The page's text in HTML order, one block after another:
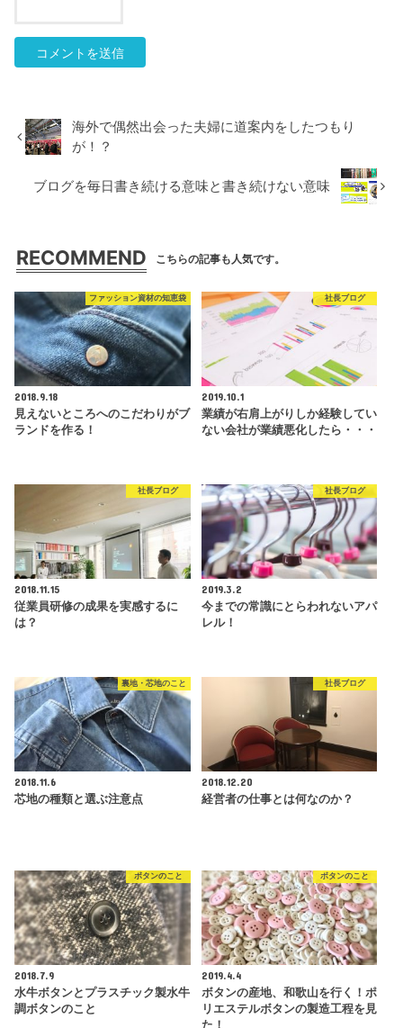
海外で偶然出会った夫婦に道案内をしたつもり
が！？
ブログを毎日書き続ける意味と書き続けない意味
RECOMMEND こちらの記事も人気です。
ファッション資材の知恵袋
2018.9.18
見えないところへのこだわりがブ
ランドを作る！
社長ブログ
2019.10.1
業績が右肩上がりしか経験してい
ない会社が業績悪化したら・・・
社長ブログ
2018.11.15
従業員研修の成果を実感するに
は？
社長ブログ
2019.3.2
今までの常識にとらわれないアパ
レル！
裏地・芯地のこと
2018.11.6
芯地の種類と選ぶ注意点
社長ブログ
2018.12.20
経営者の仕事とは何なのか？
ボタンのこと
2018.7.9
水牛ボタンとプラスチック製水牛
調ボタンのこと
ボタンのこと
2019.4.4
ボタンの産地、和歌山を行く！ポ
リエステルボタンの製造工程を見
た！